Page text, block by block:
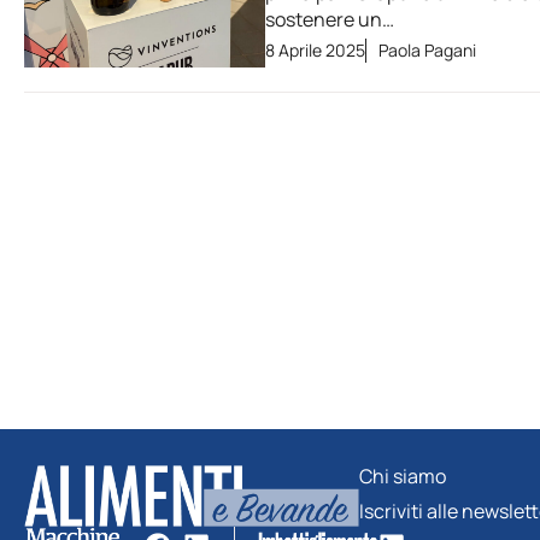
sostenere un…
8 Aprile 2025 Paola Pagani
Chi siamo
Iscriviti alle